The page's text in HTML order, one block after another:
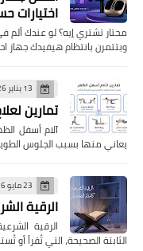
اختيارات
محتار تشتري إيه؟ لو عندك ألم
وبتتمرن بانتظام هيفيدك جهاز
13 يناير 2026
تمارين
آلام أسفل
يعاني منها بسبب الجلوس
23 مايو 2026
الرقية
الرقية
الثابتة الصحيحة، التي تُقرأ أو